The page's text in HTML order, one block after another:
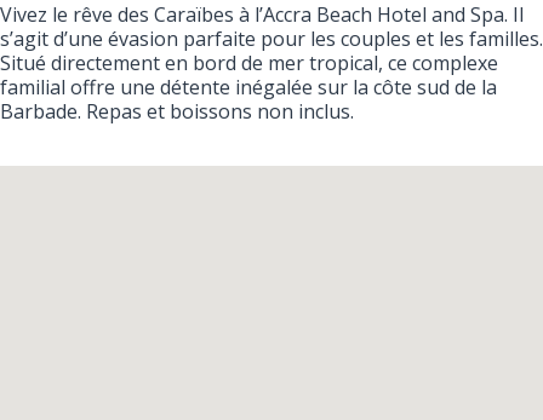
Vivez le rêve des Caraïbes à l’Accra Beach Hotel and Spa. Il
s’agit d’une évasion parfaite pour les couples et les familles.
Situé directement en bord de mer tropical, ce complexe
familial offre une détente inégalée sur la côte sud de la
Barbade. Repas et boissons non inclus.